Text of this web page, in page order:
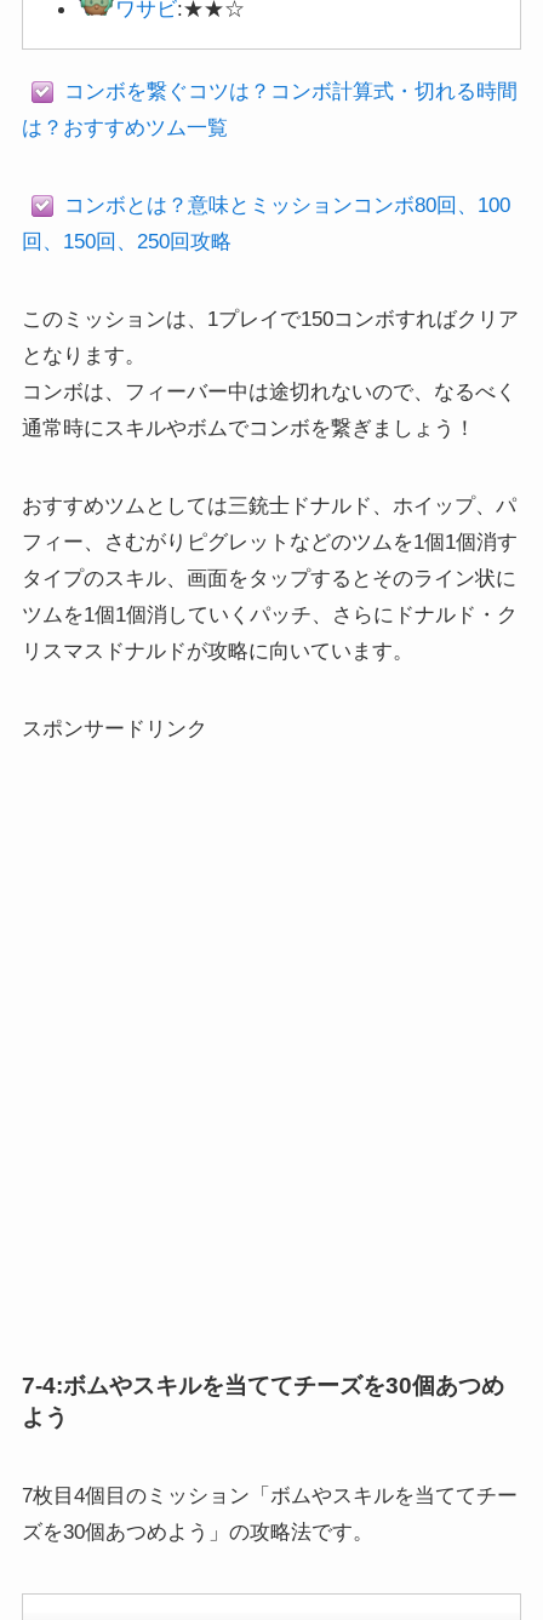
ワサビ:★★☆
コンボを繋ぐコツは？コンボ計算式・切れる時間
は？おすすめツム一覧
コンボとは？意味とミッションコンボ80回、100
回、150回、250回攻略
このミッションは、1プレイで150コンボすればクリア
となります。
コンボは、フィーバー中は途切れないので、なるべく
通常時にスキルやボムでコンボを繋ぎましょう！
おすすめツムとしては三銃士ドナルド、ホイップ、パ
フィー、さむがりピグレットなどのツムを1個1個消す
タイプのスキル、画面をタップするとそのライン状に
ツムを1個1個消していくパッチ、さらにドナルド・ク
リスマスドナルドが攻略に向いています。
スポンサードリンク
7-4:ボムやスキルを当ててチーズを30個あつめ
よう
7枚目4個目のミッション「ボムやスキルを当ててチー
ズを30個あつめよう」の攻略法です。